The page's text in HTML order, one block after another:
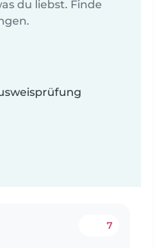
du liebst. Finde
7